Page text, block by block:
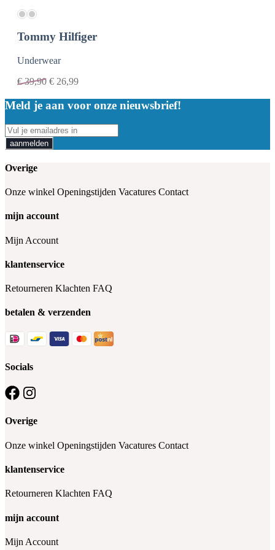
Tommy Hilfiger
Underwear
€39,90 € 26,99
Meld je aan voor onze nieuwsbrief!
aanmelden
Overige
Onze winkel Openingstijden Vacatures Contact
mijn account
Mijn Account
klantenservice
Retourneren Klachten FAQ
betalen & verzenden
Socials
Overige
Onze winkel Openingstijden Vacatures Contact
klantenservice
Retourneren Klachten FAQ
mijn account
Mijn Account